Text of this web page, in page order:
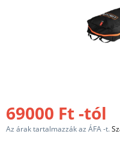
69000 Ft -tól
Az árak tartalmazzák az ÁFA -t.